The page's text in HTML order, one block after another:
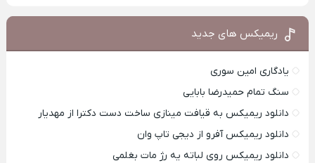
ریمیکس های جدید
یادگاری امین سوری
سنگ تمام حمیدرضا بابایی
دانلود ریمیکس به قیافت مینازی ساخت دست دکترا از مهدیار
دانلود ریمیکس آفرو از ديجی تاپ وان
دانلود ریمیکس روی لباته یه رژ مات بغلمی